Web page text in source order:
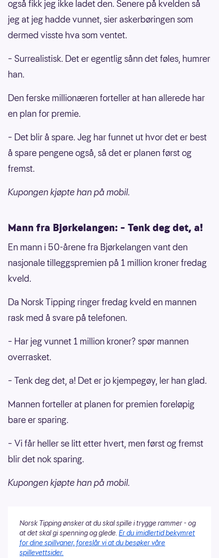
også fikk jeg ikke ladet den. Senere på kvelden så
jeg at jeg hadde vunnet, sier askerbøringen som
dermed visste hva som ventet.
– Surrealistisk. Det er egentlig sånn det føles, humrer
han.
Den ferske millionæren forteller at han allerede har
en plan for premie.
– Det blir å spare. Jeg har funnet ut hvor det er best
å spare pengene også, så det er planen først og
fremst.
Kupongen kjøpte han på mobil.
Mann fra Bjørkelangen: – Tenk deg det, a!
En mann i 50-årene fra Bjørkelangen vant den
nasjonale tilleggspremien på 1 million kroner fredag
kveld.
Da Norsk Tipping ringer fredag kveld en mannen
rask med å svare på telefonen.
– Har jeg vunnet 1 million kroner? spør mannen
overrasket.
– Tenk deg det, a! Det er jo kjempegøy, ler han glad.
Mannen forteller at planen for premien foreløpig
bare er sparing.
– Vi får heller se litt etter hvert, men først og fremst
blir det nok sparing.
Kupongen kjøpte han på mobil.
Norsk Tipping ønsker at du skal spille i trygge rammer - og
at det skal gi spenning og glede. Er du imidlertid bekymret
for dine spillvaner, foreslår vi at du besøker våre
spillevettsider.